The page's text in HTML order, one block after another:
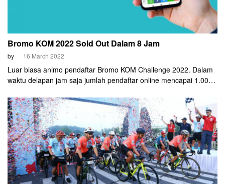
Bromo KOM 2022 Sold Out Dalam 8 Jam
by 16 March 2022
Luar biasa animo pendaftar Bromo KOM Challenge 2022. Dalam
waktu delapan jam saja jumlah pendaftar online mencapai 1.000